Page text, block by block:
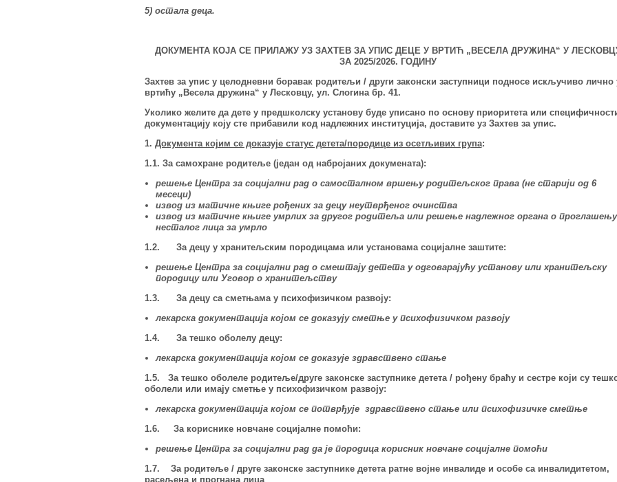
5) остала деца.
ДОКУМЕНТА КОЈА СЕ ПРИЛАЖУ УЗ ЗАХТЕВ ЗА УПИС ДЕЦЕУ ВРТИЋ „ВЕСЕЛА ДРУЖИНА“ У
ЗА 2025/2026. ГОДИНУ
Захтев за упис у целодневни боравак родитељи / други законски заступници подносе искључиво лично
вртићу „Весела дружина“ у Лесковцу, ул. Слогина бр. 41.
Уколико желите да дете у предшколску установу буде уписано по основу приоритета или
документацију коју сте прибавили код надлежних институција, доставите уз Захтев за упис.
1. Документа којим се доказује статус детета/породице из осетљивих група:
1.1. За самохране родитеље (један од набројаних докумената):
решење Центра за социјални рад о самосталном вршењу родитељског права (не старији од 6
месеци)
извод из матичне књиге рођених за децу неутврђеног очинства
извод из матичне књиге умрлих за другог родитеља или решење надлежног органа о проглашењу
несталог лица за умрло
1.2. За децу у хранитељским породицама или установама социјалне заштите:
решење Центра за социјални рад о смештају детета у одговарајућу установу или хранитељску
породицу или Уговор о хранитељству
1.3. За децу са сметњама у психофизичком развоју:
лекарска документација којом се доказују сметње у психофизичком развоју
1.4. За тешко оболелу децу:
лекарска документација којом се доказује здравствено стање
1.5. За тешко оболеле родитеље/друге законске заступнике детета / рођену браћу и сестре који су
оболели или имају сметње у психофизичком развоју:
лекарска документација којом се потврђује здравствено стање или психофизичке сметње
1.6. За кориснике новчане социјалне помоћи:
решење Центра за социјални рад да је породица корисник новчане социјалне помоћи
1.7. За родитеље / друге законске заступнике детета ратне војне инвалиде и особе са инвалидитетом,
расељена и прогнана лица